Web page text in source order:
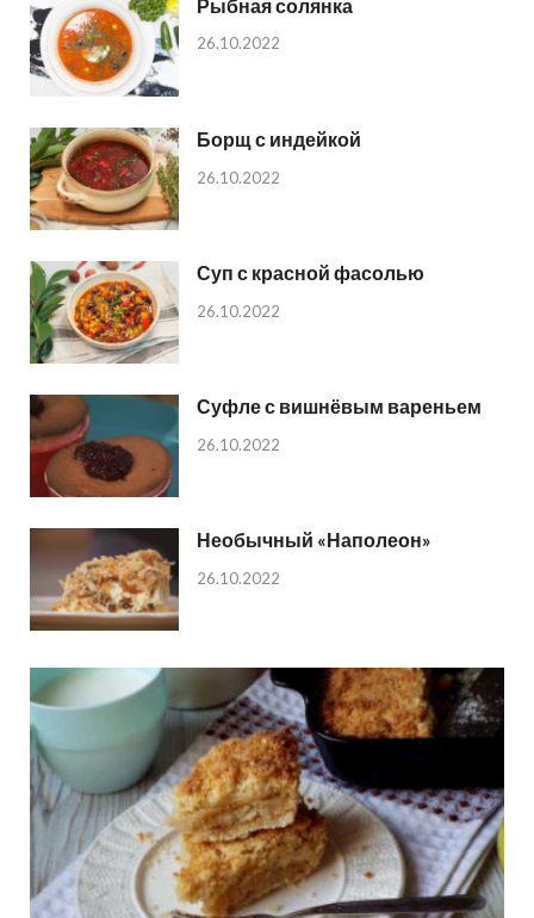
Рыбная солянка
26.10.2022
Борщ с индейкой
26.10.2022
Суп с красной фасолью
26.10.2022
Суфле с вишнёвым вареньем
26.10.2022
Необычный «Наполеон»
26.10.2022